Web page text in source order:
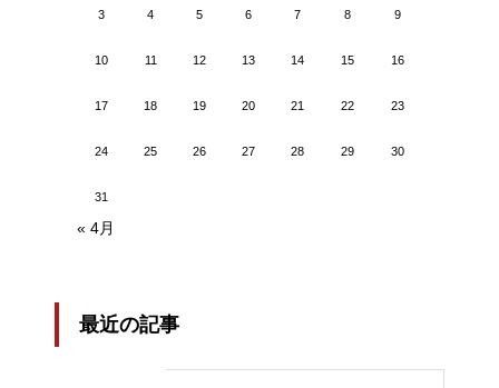
3 4 5 6 7 8 9
10 11 12 13 14 15 16
17 18 19 20 21 22 23
24 25 26 27 28 29 30
31
« 4月
最近の記事